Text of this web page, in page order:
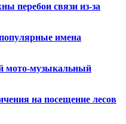
перебои связи из-за
имена
мото-музыкальный
на посещение лесов